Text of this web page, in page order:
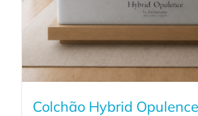
Colchão Hybrid Opulence